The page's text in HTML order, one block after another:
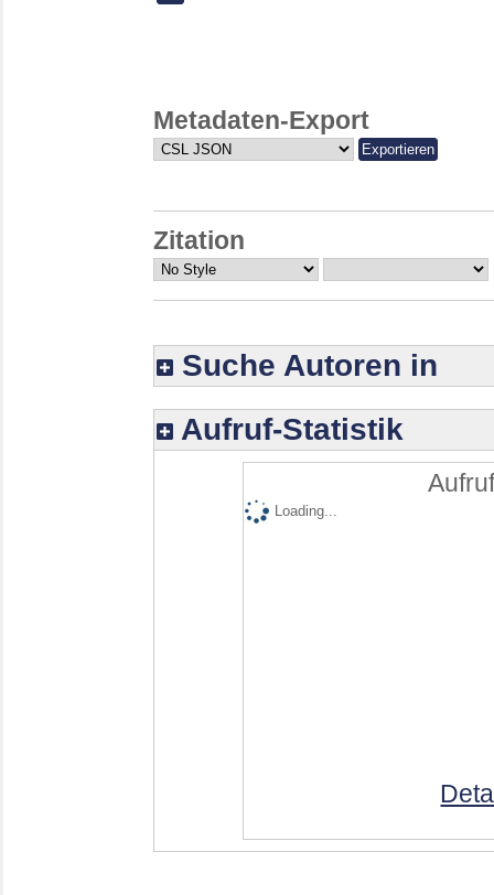
Metadaten-Export
Zitation
Suche Autoren in
Aufruf-Statistik
Loading...